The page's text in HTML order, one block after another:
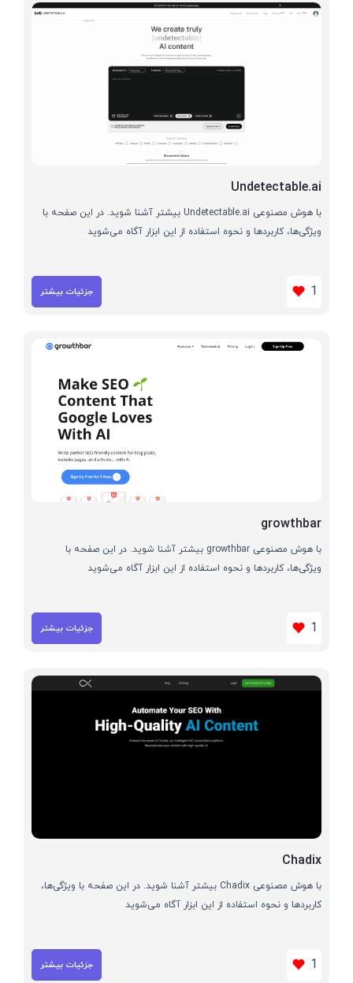
Undetectable.ai
با هوش مصنوعی Undetectable.ai بیشتر آشنا شوید. در این صفحه با
ویژگی‌ها، کاربردها و نحوه استفاده از این ابزار آگاه می‌شوید
1 جزئیات بیشتر
growthbar
با هوش مصنوعی growthbar بیشتر آشنا شوید. در این صفحه با
ویژگی‌ها، کاربردها و نحوه استفاده از این ابزار آگاه می‌شوید
1 جزئیات بیشتر
Chadix
با هوش مصنوعی Chadix بیشتر آشنا شوید. در این صفحه با ویژگی‌ها،
کاربردها و نحوه استفاده از این ابزار آگاه می‌شوید
1 جزئیات بیشتر